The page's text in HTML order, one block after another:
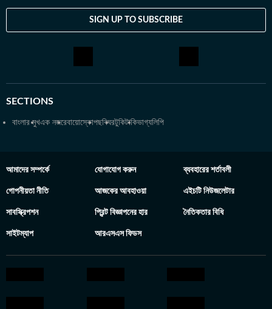
SIGN UP TO SUBSCRIBE
SECTIONS
বাংলার মুখএক নজরেবায়োস্কোপছবিঘরটুকিটাকিভাগ্যলিপি
আমাদের সম্পর্কে যোগাযোগ করুন ব্যবহারের শর্তাবলী
গোপনীয়তা নীতি আজকের আবহাওয়া এইচটি নিউজলেটার
সাবস্ক্রিপশন প্রিন্ট বিজ্ঞাপনের হার নৈতিকতার বিধি
সাইটম্যাপ আরএসএস ফিডস